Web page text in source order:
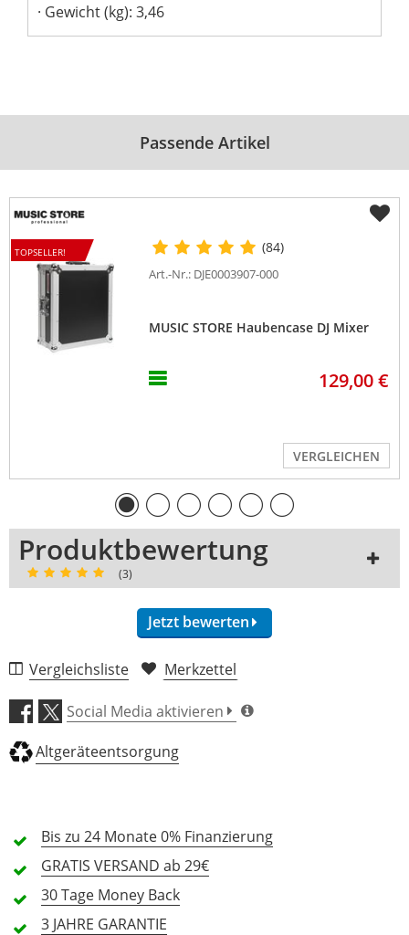
Gewicht (kg): 3,46
Passende Artikel
TOPSELLER! (84)
Art.-Nr.: DJE0003907-000
MUSIC STORE Haubencase DJ Mixer
129,00 €
VERGLEICHEN
Produktbewertung
(3)
Jetzt bewerten
Sound (4,7)
Bedienung (4,7)
Preis/Leistung (5,0)
Vergleichsliste Merkzettel
Social Media aktivieren
Altgeräteentsorgung
Bis zu 24 Monate0% Finanzierung
GRATIS VERSAND ab 29€
30 Tage Money Back
3 JAHRE GARANTIE